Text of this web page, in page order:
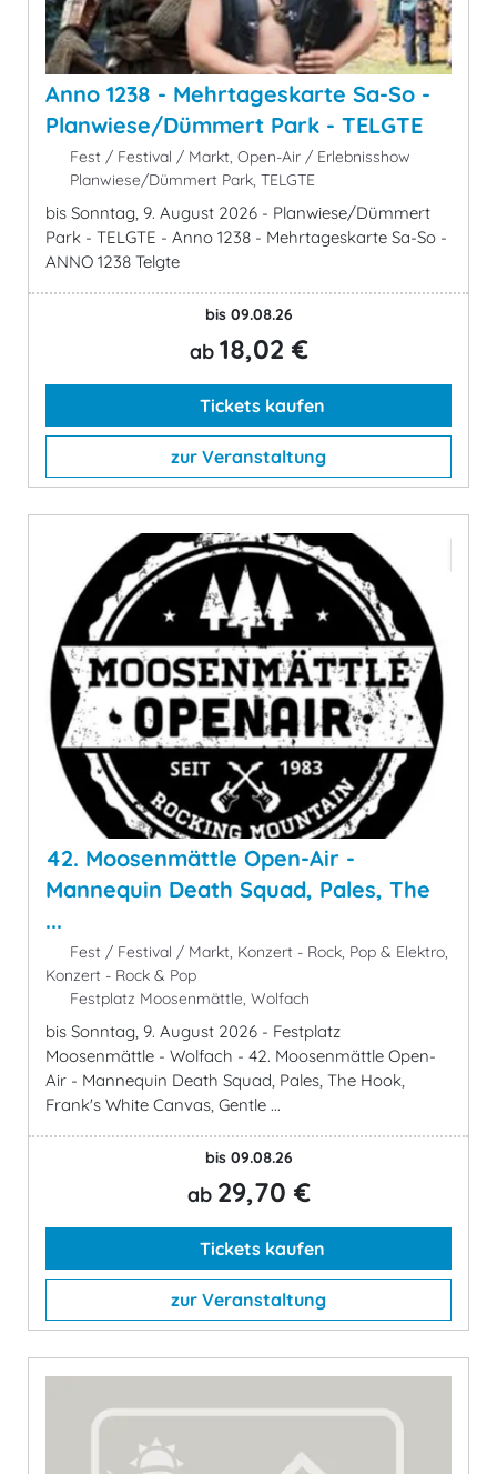
Anno 1238 - Mehrtageskarte Sa-So -
Planwiese/Dümmert Park - TELGTE
Fest / Festival / Markt, Open-Air / Erlebnisshow
Planwiese/Dümmert Park, TELGTE
bis Sonntag, 9. August 2026 - Planwiese/Dümmert
Park - TELGTE - Anno 1238 - Mehrtageskarte Sa-So -
ANNO 1238 Telgte
bis 09.08.26
ab 18,02 €
Tickets kaufen
zur Veranstaltung
42. Moosenmättle Open-Air -
Mannequin Death Squad, Pales, The
...
Fest / Festival / Markt, Konzert - Rock, Pop & Elektro,
Konzert - Rock & Pop
Festplatz Moosenmättle, Wolfach
bis Sonntag, 9. August 2026 - Festplatz
Moosenmättle - Wolfach - 42. Moosenmättle Open-
Air - Mannequin Death Squad, Pales, The Hook,
Frank's White Canvas, Gentle ...
bis 09.08.26
ab 29,70 €
Tickets kaufen
zur Veranstaltung